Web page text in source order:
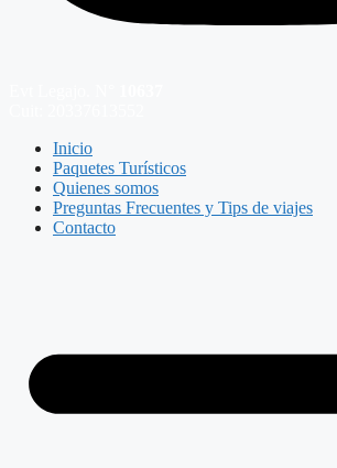
Inicio
Paquetes Turísticos
Quienes somos
Preguntas Frecuentes y Tips de viajes
Contacto